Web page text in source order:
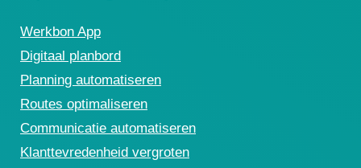
Werkbon App
Digitaal planbord
Planning automatiseren
Routes optimaliseren
Communicatie automatiseren
Klanttevredenheid vergroten